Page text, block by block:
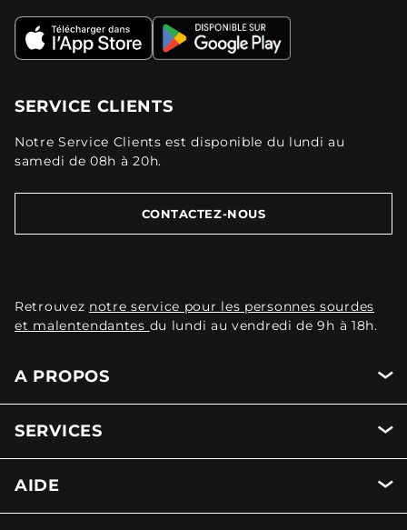
SERVICE CLIENTS
Notre Service Clients est disponible du lundi au
samedi de 08h à 20h.
CONTACTEZ-NOUS
Retrouvez notre service pour les personnes sourdes
et malentendantes du lundi au vendredi de 9h à 18h.
A PROPOS
SERVICES
AIDE